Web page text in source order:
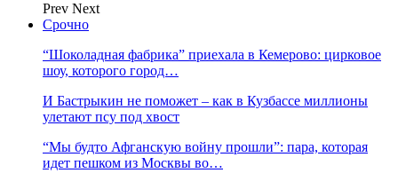
Prev Next
Срочно
“Шоколадная фабрика” приехала в Кемерово: цирковое
шоу, которого город…
И Бастрыкин не поможет – как в Кузбассе миллионы
улетают псу под хвост
“Мы будто Афганскую войну прошли”: пара, которая
идет пешком из Москвы во…